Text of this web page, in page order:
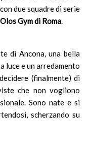
due squadre di serie
Olos Gym di Roma.
di Ancona, una bella
luce e un arredamento
(finalmente) di
che non vogliono
Sono nate e si
scherzando su